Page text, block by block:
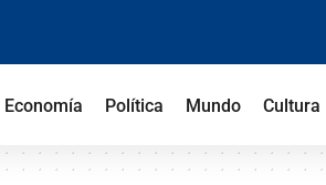
Economía Política Mundo Cultura